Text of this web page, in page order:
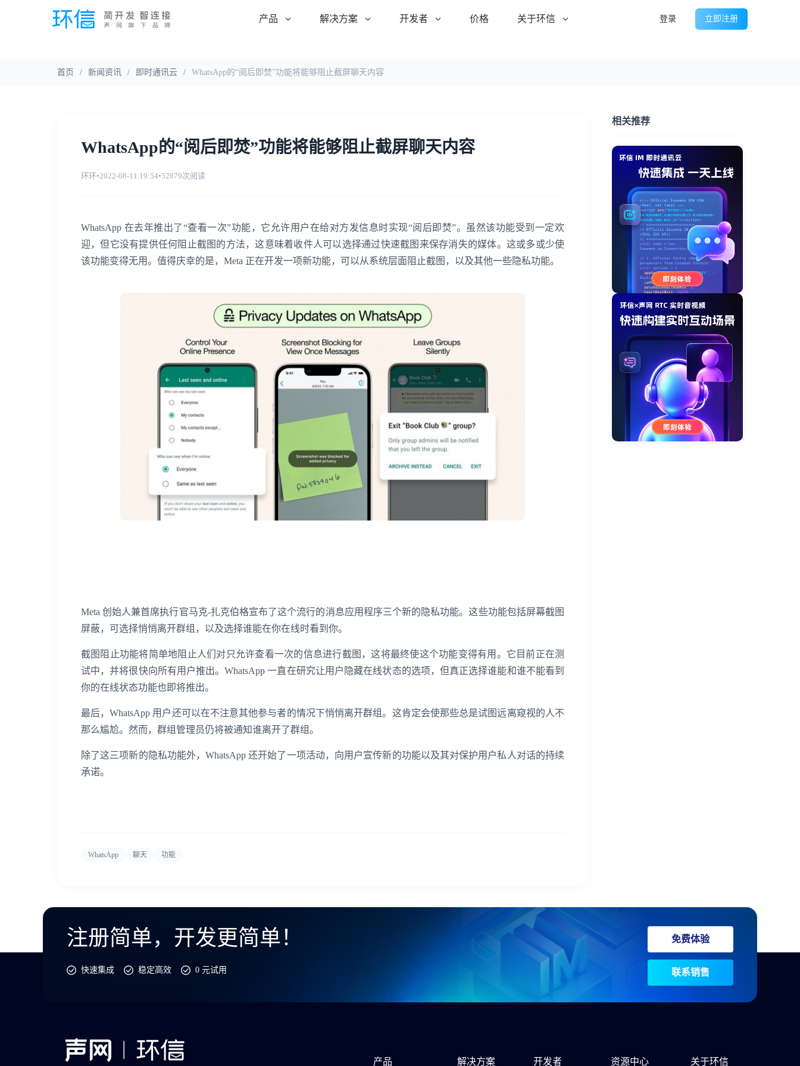
产品 解决方案 开发者 价格 关于环信 登录 立即注册
首页 / 新闻资讯 / 即时通讯云 / WhatsApp的“阅后即焚”功能将能够阻止截屏聊天内容
WhatsApp的“阅后即焚”功能将能够阻止截屏聊天内容
环环•2022-08-11 19:54•52879次阅读
WhatsApp 在去年推出了“查看一次”功能，它允许用户在给对方发信息时实现“阅后即焚”。虽然该功能受到一定欢
迎，但它没有提供任何阻止截图的方法，这意味着收件人可以选择通过快速截图来保存消失的媒体。这或多或少使
该功能变得无用。值得庆幸的是，Meta 正在开发一项新功能，可以从系统层面阻止截图，以及其他一些隐私功能。
Meta 创始人兼首席执行官马克-扎克伯格宣布了这个流行的消息应用程序三个新的隐私功能。这些功能包括屏幕截图
屏蔽，可选择悄悄离开群组，以及选择谁能在你在线时看到你。
截图阻止功能将简单地阻止人们对只允许查看一次的信息进行截图，这将最终使这个功能变得有用。它目前正在测
试中，并将很快向所有用户推出。WhatsApp 一直在研究让用户隐藏在线状态的选项，但真正选择谁能和谁不能看到
你的在线状态功能也即将推出。
最后，WhatsApp 用户还可以在不注意其他参与者的情况下悄悄离开群组。这肯定会使那些总是试图远离窥视的人不
那么尴尬。然而，群组管理员仍将被通知谁离开了群组。
除了这三项新的隐私功能外，WhatsApp 还开始了一项活动，向用户宣传新的功能以及其对保护用户私人对话的持续
承诺。
WhatsApp 聊天 功能
相关推荐
注册简单，开发更简单！
快速集成 稳定高效 0 元试用
免费体验
联系销售
产品 解决方案 开发者 资源中心 关于环信